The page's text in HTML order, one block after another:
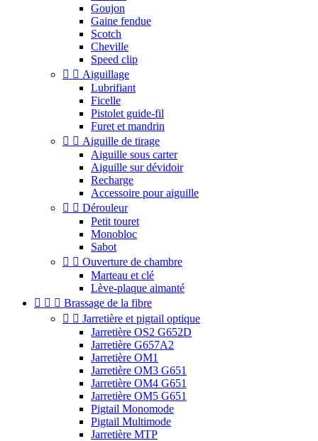
Goujon
Gaine fendue
Scotch
Cheville
Speed clip
  Aiguillage
Lubrifiant
Ficelle
Pistolet guide-fil
Furet et mandrin
  Aiguille de tirage
Aiguille sous carter
Aiguille sur dévidoir
Recharge
Accessoire pour aiguille
  Dérouleur
Petit touret
Monobloc
Sabot
  Ouverture de chambre
Marteau et clé
Lève-plaque aimanté
   Brassage de la fibre
  Jarretière et pigtail optique
Jarretière OS2 G652D
Jarretière G657A2
Jarretière OM1
Jarretière OM3 G651
Jarretière OM4 G651
Jarretière OM5 G651
Pigtail Monomode
Pigtail Multimode
Jarretière MTP